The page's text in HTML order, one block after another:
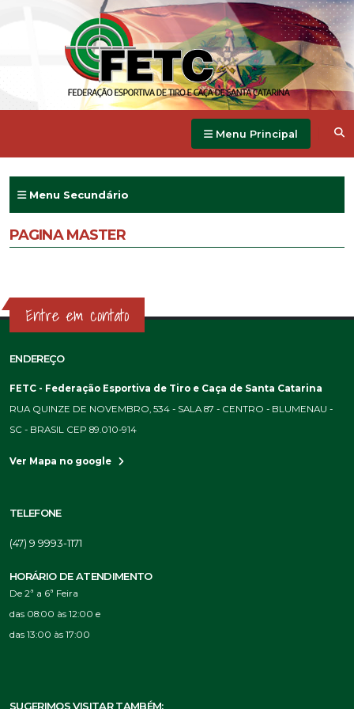
Menu Principal
Menu Secundário
PAGINA MASTER
Entre em contato
ENDEREÇO
FETC - Federação Esportiva de Tiro e Caça de Santa Catarina
RUA QUINZE DE NOVEMBRO, 534 - SALA 87 - CENTRO - BLUMENAU -
SC - BRASIL CEP 89.010-914
Ver Mapa no google
TELEFONE
(47) 9 9993-1171
HORÁRIO DE ATENDIMENTO
De 2ª a 6ª Feira
das 08:00 às 12:00 e
das 13:00 às 17:00
SUGERIMOS VISITAR TAMBÉM: